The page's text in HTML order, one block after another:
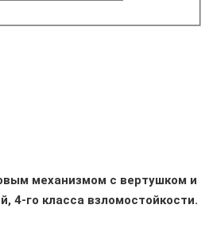
механизмом с вертушком и
4-го класса взломостойкости.